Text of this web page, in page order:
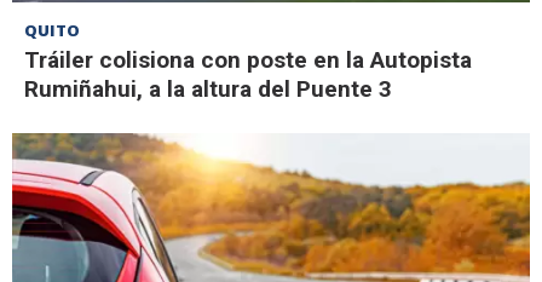
QUITO
Tráiler colisiona con poste en la Autopista
Rumiñahui, a la altura del Puente 3